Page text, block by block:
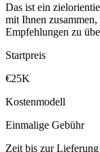
Das ist ein
mit Ihnen
Empfehlungen zu
Startpreis
€25K
Kostenmodell
Einmalige Gebühr
Zeit bis zur Lieferung